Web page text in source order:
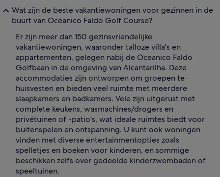
Wat zijn de beste vakantiewoningen voor gezinnen in de
buurt van Oceanico Faldo Golf Course?
Er zijn meer dan 150 gezinsvriendelijke
vakantiewoningen, waaronder talloze villa's en
appartementen, gelegen nabij de Oceanico Faldo
Golfbaan in de omgeving van Alcantarilha. Deze
accommodaties zijn ontworpen om groepen te
huisvesten en bieden veel ruimte met meerdere
slaapkamers en badkamers. Vele zijn uitgerust met
complete keukens, wasmachines/drogers en
privétuinen of -patio's, wat ideale ruimtes biedt voor
buitenspelen en ontspanning. U kunt ook woningen
vinden met diverse entertainmentopties zoals
spelletjes en boeken voor kinderen, en sommige
beschikken zelfs over gedeelde kinderzwembaden of
speeltuinen.